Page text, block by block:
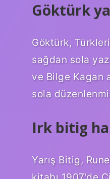
Göktürk
Göktürk,
sağdan sola
ve Bilge Kagan
sola
Irk bitig
Yarış Bitig,